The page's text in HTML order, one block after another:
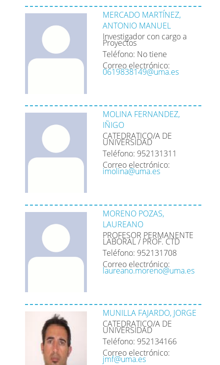
MERCADO MARTÍNEZ,
ANTONIO MANUEL
Investigador con cargo a
Proyectos
Teléfono: No tiene
Correo electrónico:
0619838149@uma.es
MOLINA FERNANDEZ,
IÑIGO
CATEDRATICO/A DE
UNIVERSIDAD
Teléfono: 952131311
Correo electrónico:
imolina@uma.es
MORENO POZAS,
LAUREANO
PROFESOR PERMANENTE
LABORAL / PROF. CTD
Teléfono: 952131708
Correo electrónico:
laureano.moreno@uma.es
MUNILLA FAJARDO, JORGE
CATEDRATICO/A DE
UNIVERSIDAD
Teléfono: 952134166
Correo electrónico:
jmf@uma.es